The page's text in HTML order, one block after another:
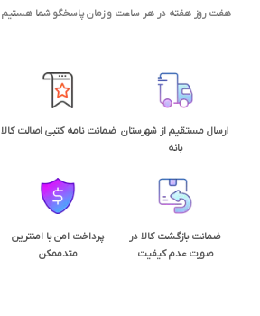
هفت روز هفته در هر ساعت و زمان پاسخگو شما هستیم
ارسال مستقیم از شهرستان
بانه
ضمانت نامه کتبی اصالت کالا
ضمانت بازگشت کالا در
صورت عدم کیفیت
پرداخت امن با امنترین
متدممکن